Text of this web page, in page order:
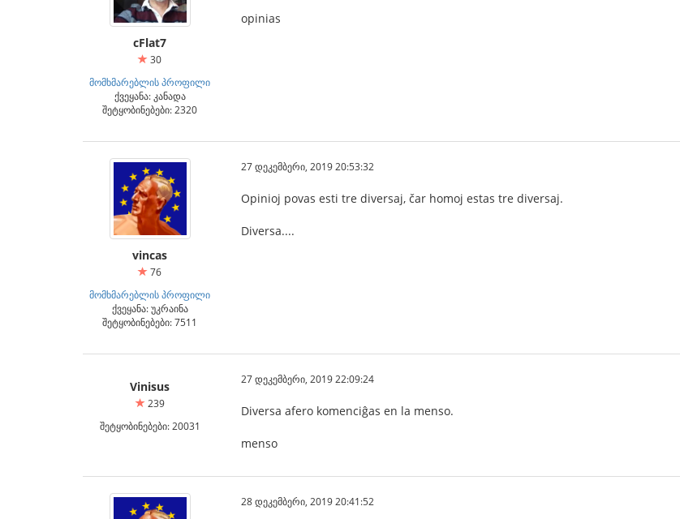
cFlat7
30
მომხმარებლის პროფილი
ქვეყანა: კანადა
შეტყობინებები: 2320
opinias
vincas
76
მომხმარებლის პროფილი
ქვეყანა: უკრაინა
შეტყობინებები: 7511
27 დეკემბერი, 2019 20:53:32
Opinioj povas esti tre diversaj, čar homoj estas tre diversaj.
Diversa....
Vinisus
239
შეტყობინებები: 20031
27 დეკემბერი, 2019 22:09:24
Diversa afero komenciĝas en la menso.
menso
28 დეკემბერი, 2019 20:41:52